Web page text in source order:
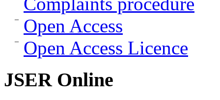
Open Access
Open Access Licence
JSER Online